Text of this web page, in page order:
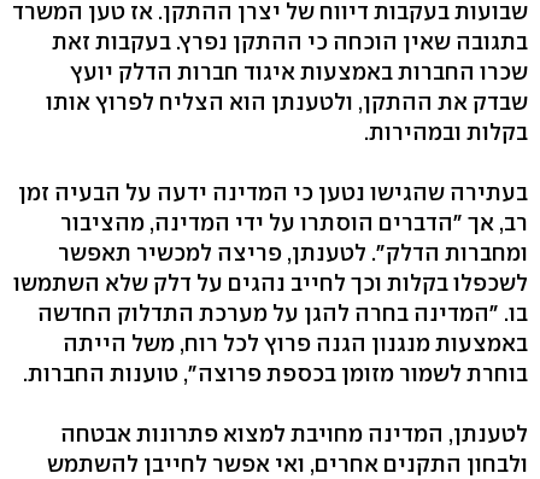
שבועות בעקבות דיווח של יצרן ההתקן. אז טען המשרד
בתגובה שאין הוכחה כי ההתקן נפרץ. בעקבות זאת
שכרו החברות באמצעות איגוד חברות הדלק יועץ
שבדק את ההתקן, ולטענתן הוא הצליח לפרוץ אותו
בקלות ובמהירות.
בעתירה שהגישו נטען כי המדינה ידעה על הבעיה זמן
רב, אך "הדברים הוסתרו על ידי המדינה, מהציבור
ומחברות הדלק". לטענתן, פריצה למכשיר תאפשר
לשכפלו בקלות וכך לחייב נהגים על דלק שלא השתמשו
בו. "המדינה בחרה להגן על מערכת התדלוק החדשה
באמצעות מנגנון הגנה פרוץ לכל רוח, משל הייתה
בוחרת לשמור מזומן בכספת פרוצה", טוענות החברות.
לטענתן, המדינה מחויבת למצוא פתרונות אבטחה
ולבחון התקנים אחרים, ואי אפשר לחייבן להשתמש